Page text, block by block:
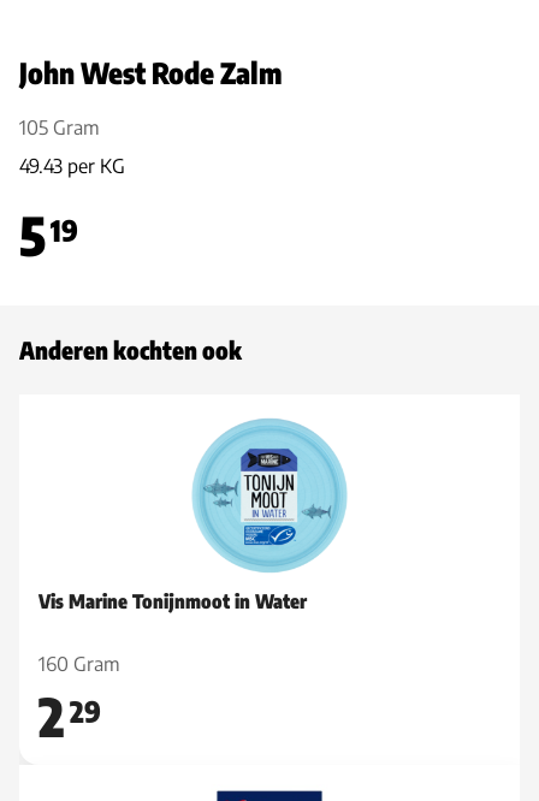
John West Rode Zalm
105 Gram
49.43 per KG
519
Anderen kochten ook
Vis Marine Tonijnmoot in Water
160 Gram
229